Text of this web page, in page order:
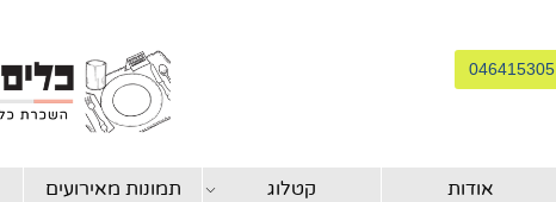
046415305
אודות קטלוג תמונות מאירועים